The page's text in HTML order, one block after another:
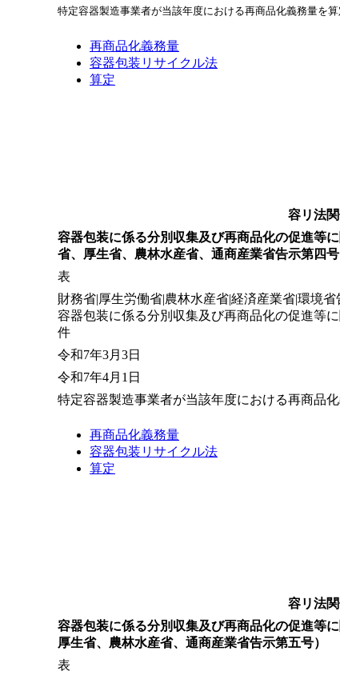
特定容器製造事業者が当該年度における再商品化義務量を
再商品化義務量
容器包装リサイクル法
算定
容リ法
容器包装に係る分別収集及び再商品化の促進等
省、厚生省、農林水産省、通商産業省告示第四号
表
財務省|厚生労働省|農林水産省|経済産業省|環境
容器包装に係る分別収集及び再商品化の促進等
件
令和7年3月3日
令和7年4月1日
特定容器製造事業者が当該年度における再商品
再商品化義務量
容器包装リサイクル法
算定
容リ法
容器包装に係る分別収集及び再商品化の促進等
厚生省、農林水産省、通商産業省告示第五号）
表